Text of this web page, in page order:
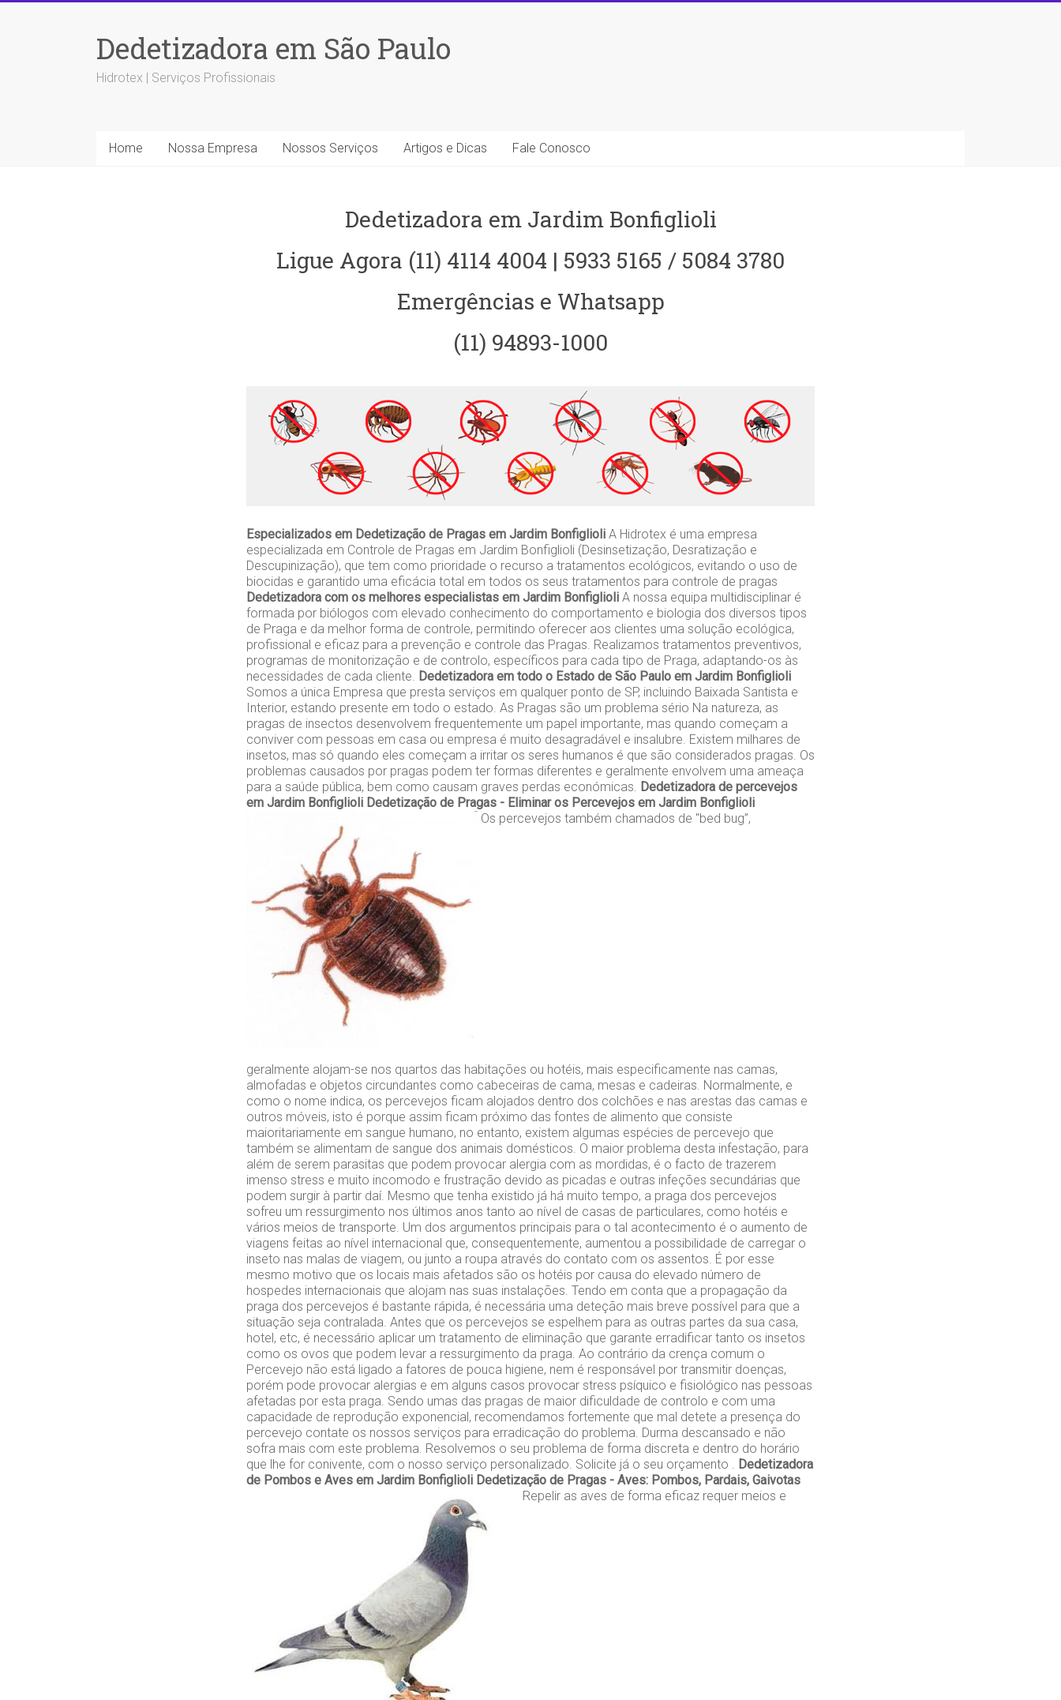
Dedetizadora em São Paulo
Hidrotex | Serviços Profissionais
Home Nossa Empresa Nossos Serviços Artigos e Dicas Fale Conosco
Dedetizadora em Jardim Bonfiglioli
Ligue Agora (11) 4114 4004 | 5933 5165 / 5084 3780
Emergências e Whatsapp
(11) 94893-1000
Especializados em Dedetização de Pragas em Jardim Bonfiglioli A Hidrotex é uma empresa
especializada em Controle de Pragas em Jardim Bonfiglioli (Desinsetização, Desratização e
Descupinização), que tem como prioridade o recurso a tratamentos ecológicos, evitando o uso de
biocidas e garantido uma eficácia total em todos os seus tratamentos para controle de pragas
Dedetizadora com os melhores especialistas em Jardim Bonfiglioli A nossa equipa multidisciplinar é
formada por biólogos com elevado conhecimento do comportamento e biologia dos diversos tipos
de Praga e da melhor forma de controle, permitindo oferecer aos clientes uma solução ecológica,
profissional e eficaz para a prevenção e controle das Pragas. Realizamos tratamentos preventivos,
programas de monitorização e de controlo, específicos para cada tipo de Praga, adaptando-os às
necessidades de cada cliente.
Dedetizadora em todo o Estado de São Paulo em Jardim Bonfiglioli
Somos a única Empresa que presta serviços em qualquer ponto de SP, incluindo Baixada Santista e
Interior, estando presente em todo o estado. As Pragas são um problema sério Na natureza, as
pragas de insectos desenvolvem frequentemente um papel importante, mas quando começam a
conviver com pessoas em casa ou empresa é muito desagradável e insalubre. Existem milhares de
insetos, mas só quando eles começam a irritar os seres humanos é que são considerados pragas. Os
problemas causados por pragas podem ter formas diferentes e geralmente envolvem uma ameaça
para a saúde pública, bem como causam graves perdas económicas.
Dedetizadora de percevejos
em Jardim Bonfiglioli Dedetização de Pragas - Eliminar os Percevejos em Jardim Bonfiglioli
Os percevejos também chamados de "bed bug”,
geralmente alojam-se nos quartos das habitações ou hotéis, mais especificamente nas camas,
almofadas e objetos circundantes como cabeceiras de cama, mesas e cadeiras. Normalmente, e
como o nome indica, os percevejos ficam alojados dentro dos colchões e nas arestas das camas e
outros móveis, isto é porque assim ficam próximo das fontes de alimento que consiste
maioritariamente em sangue humano, no entanto, existem algumas espécies de percevejo que
também se alimentam de sangue dos animais domésticos. O maior problema desta infestação, para
além de serem parasitas que podem provocar alergia com as mordidas, é o facto de trazerem
imenso stress e muito incomodo e frustração devido as picadas e outras infeções secundárias que
podem surgir à partir daí. Mesmo que tenha existido já há muito tempo, a praga dos percevejos
sofreu um ressurgimento nos últimos anos tanto ao nível de casas de particulares, como hotéis e
vários meios de transporte. Um dos argumentos principais para o tal acontecimento é o aumento de
viagens feitas ao nível internacional que, consequentemente, aumentou a possibilidade de carregar o
inseto nas malas de viagem, ou junto a roupa através do contato com os assentos. É por esse
mesmo motivo que os locais mais afetados são os hotéis por causa do elevado número de
hospedes internacionais que alojam nas suas instalações. Tendo em conta que a propagação da
praga dos percevejos é bastante rápida, é necessária uma deteção mais breve possível para que a
situação seja contralada. Antes que os percevejos se espelhem para as outras partes da sua casa,
hotel, etc, é necessário aplicar um tratamento de eliminação que garante erradificar tanto os insetos
como os ovos que podem levar a ressurgimento da praga. Ao contrário da crença comum o
Percevejo não está ligado a fatores de pouca higiene, nem é responsável por transmitir doenças,
porém pode provocar alergias e em alguns casos provocar stress psíquico e fisiológico nas pessoas
afetadas por esta praga. Sendo umas das pragas de maior dificuldade de controlo e com uma
capacidade de reprodução exponencial, recomendamos fortemente que mal detete a presença do
percevejo contate os nossos serviços para erradicação do problema. Durma descansado e não
sofra mais com este problema. Resolvemos o seu problema de forma discreta e dentro do horário
que lhe for conivente, com o nosso serviço personalizado. Solicite já o seu orçamento .
Dedetizadora
de Pombos e Aves em Jardim Bonfiglioli Dedetização de Pragas - Aves: Pombos, Pardais, Gaivotas
Repelir as aves de forma eficaz requer meios e